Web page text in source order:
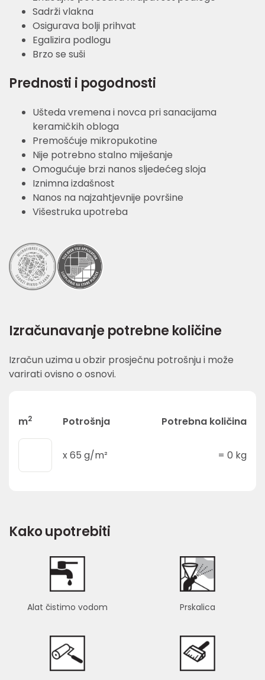
Sadrži vlakna
Osigurava bolji prihvat
Egalizira podlogu
Brzo se suši
Prednosti i pogodnosti
Ušteda vremena i novca pri sanacijama
keramičkih obloga
Premošćuje mikropukotine
Nije potrebno stalno miješanje
Omogućuje brzi nanos sljedećeg sloja
Iznimna izdašnost
Nanos na najzahtjevnije površine
Višestruka upotreba
Izračunavanje potrebne količine
Izračun uzima u obzir prosječnu potrošnju i može
varirati ovisno o osnovi.
m2 Potrošnja Potrebna količina
x65 g/m² = 0 kg
Kako upotrebiti
Alat čistimo vodom Prskalica